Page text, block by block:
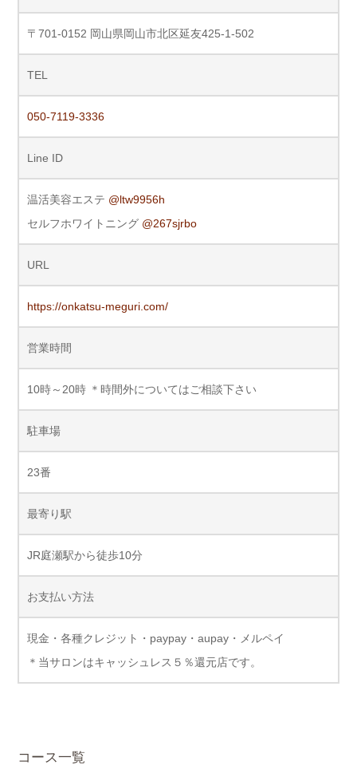
〒701-0152 岡山県岡山市北区延友425-1-502
TEL
050-7119-3336
Line ID
温活美容エステ @ltw9956h
セルフホワイトニング @267sjrbo
URL
https://onkatsu-meguri.com/
営業時間
10時～20時 ＊時間外についてはご相談下さい
駐車場
23番
最寄り駅
JR庭瀬駅から徒歩10分
お支払い方法
現金・各種クレジット・paypay・aupay・メルペイ
＊当サロンはキャッシュレス５％還元店です。
コース一覧